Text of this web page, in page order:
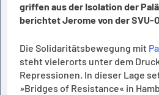
griffen aus der Isolation der
berichtet Jerome von der SVU-
Die Solidaritätsbewegung mit
steht vielerorts unter dem
Repressionen. In dieser Lage
»Bridges of Resistance« in